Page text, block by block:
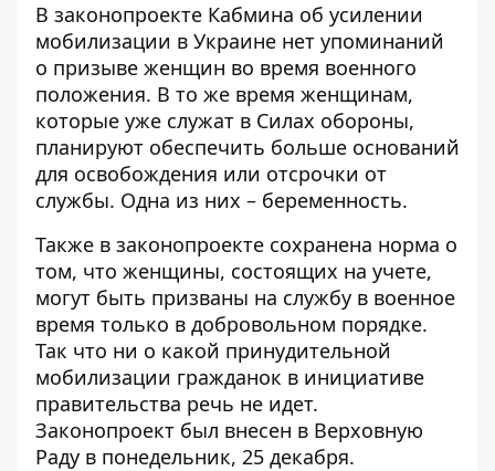
В законопроекте Кабмина об усилении
мобилизации в Украине нет упоминаний
о призыве женщин во время военного
положения. В то же время женщинам,
которые уже служат в Силах обороны,
планируют обеспечить больше оснований
для освобождения или отсрочки от
службы. Одна из них – беременность.
Также в законопроекте сохранена норма о
том, что женщины, состоящих на учете,
могут быть призваны на службу в военное
время только в добровольном порядке.
Так что ни о какой принудительной
мобилизации гражданок в инициативе
правительства речь не идет.
Законопроект был внесен в Верховную
Раду в понедельник, 25 декабря.